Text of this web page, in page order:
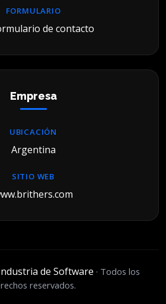
FORMULARIO
de contacto
Empresa
UBICACIÓN
Argentina
SITIO WEB
de Software · Todos los
reservados.